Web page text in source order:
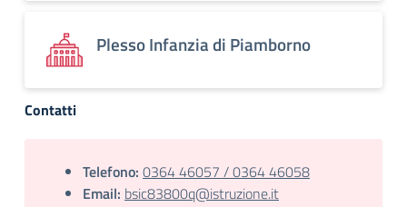
Plesso Infanzia di Piamborno
Contatti
Telefono: 0364 46057 / 0364 46058
Email: bsic83800q@istruzione.it